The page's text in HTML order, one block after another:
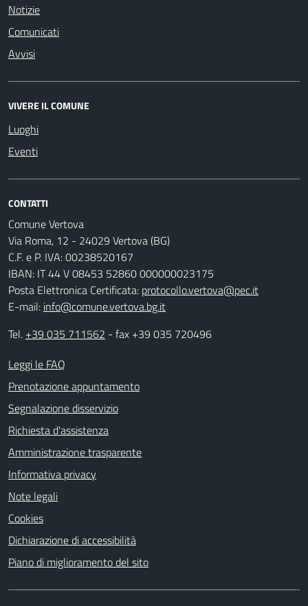
Notizie
Comunicati
Avvisi
VIVERE IL COMUNE
Luoghi
Eventi
CONTATTI
Comune Vertova
Via Roma, 12 - 24029 Vertova (BG)
C.F. e P. IVA: 00238520167
IBAN: IT 44 V 08453 52860 000000023175
Posta Elettronica Certificata: protocollo.vertova@pec.it
E-mail: info@comune.vertova.bg.it
Tel. +39 035 711562 - fax +39 035 720496
Leggi le FAQ
Prenotazione appuntamento
Segnalazione disservizio
Richiesta d'assistenza
Amministrazione trasparente
Informativa privacy
Note legali
Cookies
Dichiarazione di accessibilità
Piano di miglioramento del sito